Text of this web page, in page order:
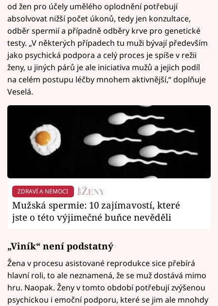
od žen pro účely umělého oplodnění potřebují
absolvovat nižší počet úkonů, tedy jen konzultace,
odběr spermií a případně odběry krve pro genetické
testy. „V některých případech tu muži bývají především
jako psychická podpora a celý proces je spíše v režii
ženy, u jiných párů je ale iniciativa mužů a jejich podíl
na celém postupu léčby mnohem aktivnější,“ doplňuje
Veselá.
ZDRAVÍ A NEMOCI
Mužská spermie: 10 zajímavostí, které
jste o této výjimečné buňce nevěděli
„Viník“ není podstatný
Žena v procesu asistované reprodukce sice přebírá
hlavní roli, to ale neznamená, že se muž dostává mimo
hru. Naopak. Ženy v tomto období potřebují zvýšenou
psychickou i emoční podporu, které se jim ale mnohdy